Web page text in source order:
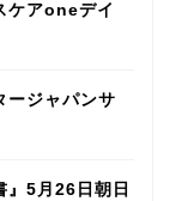
ケアoneデイ
ージャパンサ
』5月26日朝日